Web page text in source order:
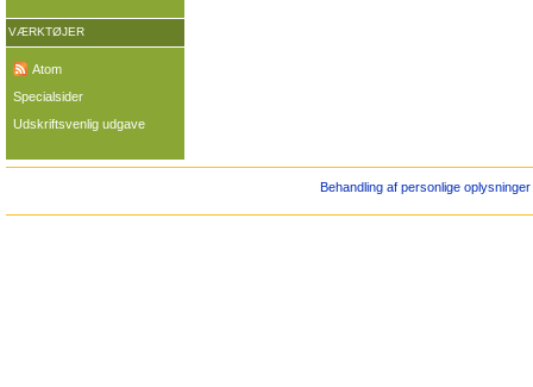
VÆRKTØJER
Atom
Specialsider
Udskriftsvenlig udgave
Behandling af personlige oplysninger